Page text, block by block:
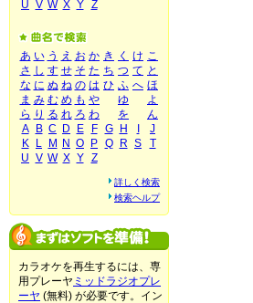
U V W X Y Z
あ い う え お か き く け こ
さ し す せ そ た ち つ て と
な に ぬ ね の は ひ ふ へ ほ
ま み む め も や ゆ
よ
ら り る れ ろ わ を
ん
A
B C D E F G H
J
K
L M N O P Q R S
T
U V W X Y Z
詳しく検索
検索ヘルプ
カラオケを再生するには、専
用プレーヤ ミッドラジオプレ
ーヤ (無料) が必要です。イン